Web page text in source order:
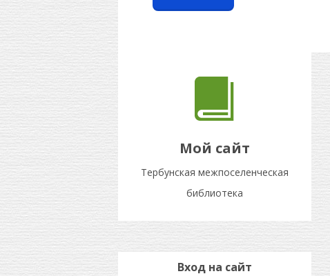
Мой сайт
Тербунская межпоселенческая
библиотека
Вход на сайт